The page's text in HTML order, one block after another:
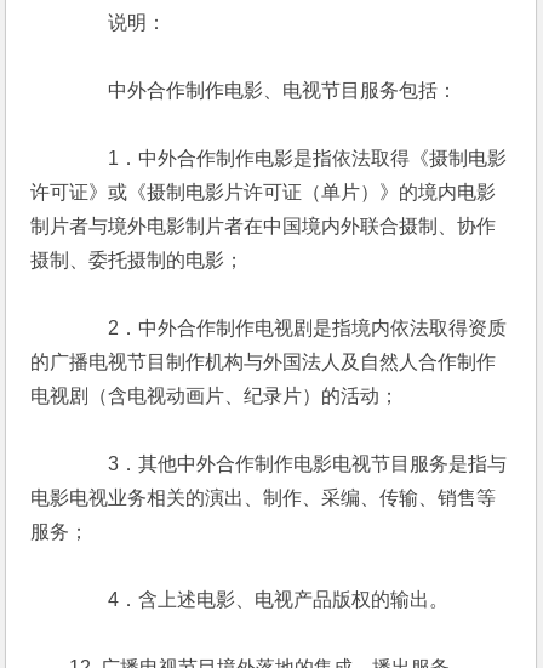
说明：
中外合作制作电影、电视节目服务包括：
1．中外合作制作电影是指依法取得《摄制电影
许可证》或《摄制电影片许可证（单片）》的境内电影
制片者与境外电影制片者在中国境内外联合摄制、协作
摄制、委托摄制的电影；
2．中外合作制作电视剧是指境内依法取得资质
的广播电视节目制作机构与外国法人及自然人合作制作
电视剧（含电视动画片、纪录片）的活动；
3．其他中外合作制作电影电视节目服务是指与
电影电视业务相关的演出、制作、采编、传输、销售等
服务；
4．含上述电影、电视产品版权的输出。